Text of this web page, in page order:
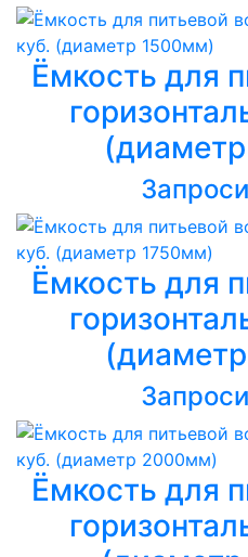
Ёмкость для
Ёмкость для
Ёмкость для